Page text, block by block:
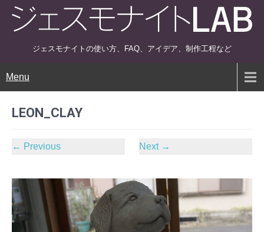
ジェスモナイトの使い方、FAQ、アイデア、制作工程など
Menu
LEON_CLAY
← Previous Next →